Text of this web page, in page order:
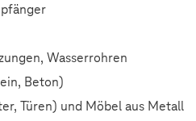
Wasserrohren
Beton)
Türen) und Möbel aus Metall